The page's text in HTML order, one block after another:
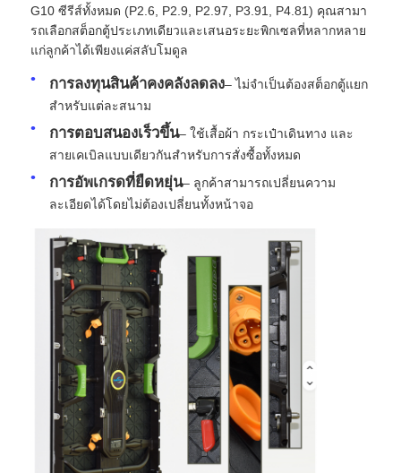
สินค้า
รายการ VR
เกี่ยวกับเรา
ทัวร์โรงงาน
การควบคุมคุณภาพ
ติดต่อเรา
กรณี
G10 ซีรีส์ทั้งหมด (P2.6, P2.9, P2.97, P3.91, P4.81) คุณสามา
รถเลือกสต็อกตู้ประเภทเดียวและเสนอระยะพิกเซลที่หลากหลาย
แก่ลูกค้าได้เพียงแค่สลับโมดูล
การลงทุนสินค้าคงคลังลดลง– ไม่จำเป็นต้องสต็อกตู้แยก
สำหรับแต่ละสนาม
การตอบสนองเร็วขึ้น– ใช้เสื้อผ้า กระเป๋าเดินทาง และ
สายเคเบิลแบบเดียวกันสำหรับการสั่งซื้อทั้งหมด
การอัพเกรดที่ยืดหยุ่น– ลูกค้าสามารถเปลี่ยนความ
ละเอียดได้โดยไม่ต้องเปลี่ยนทั้งหน้าจอ